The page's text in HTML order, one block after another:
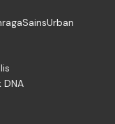
SainsUrban
DNA